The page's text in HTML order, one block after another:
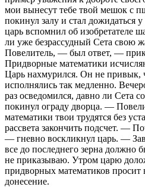
мои вынесут тебе твой мешок с
покинул залу и стал дожидаться
царь вспомнил об изобретателе
ли уже безрассудный Сета свою
Повелитель, — был ответ, —
Придворные математики
Царь нахмурился. Он не привык,
исполнялись так медленно.
раз осведомился, давно ли Сета
покинул ограду дворца. —
математики твои трудятся без
рассвета закончить подсчет. —
— гневно воскликнул царь. —
все до последнего зерна
не приказываю. Утром царю
придворных математиков
донесение.